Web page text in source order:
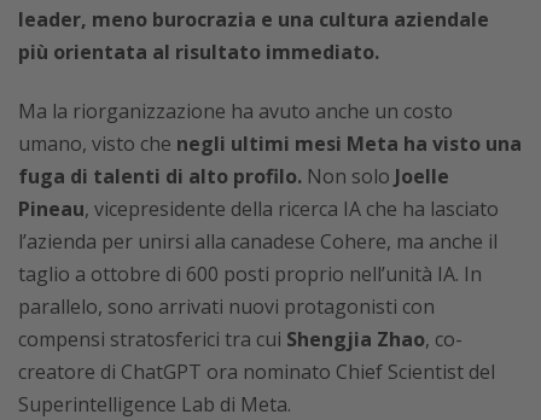
leader, meno burocrazia e una cultura aziendale
più orientata al risultato immediato.
Ma la riorganizzazione ha avuto anche un costo
umano, visto che negli ultimi mesi Meta ha visto una
fuga di talenti di alto profilo. Non solo Joelle
Pineau, vicepresidente della ricerca IA che ha lasciato
l’azienda per unirsi alla canadese Cohere, ma anche il
taglio a ottobre di 600 posti proprio nell’unità IA. In
parallelo, sono arrivati nuovi protagonisti con
compensi stratosferici tra cui Shengjia Zhao, co-
creatore di ChatGPT ora nominato Chief Scientist del
Superintelligence Lab di Meta.